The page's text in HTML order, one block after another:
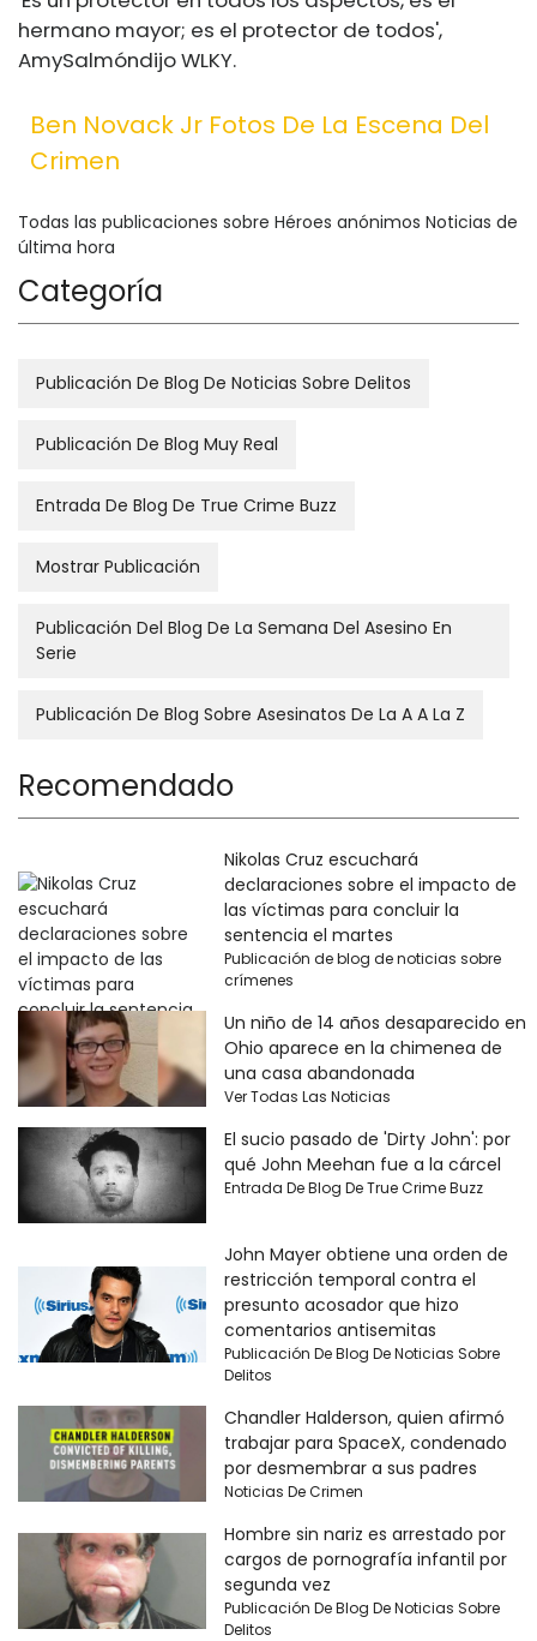
hermano mayor; es el protector de todos',
AmySalmóndijo WLKY.
Ben Novack Jr Fotos De La Escena Del
Crimen
Todas las publicaciones sobre Héroes anónimos Noticias de
última hora
Categoría
Publicación De Blog De Noticias Sobre Delitos
Publicación De Blog Muy Real
Entrada De Blog De True Crime Buzz
Mostrar Publicación
Publicación Del Blog De La Semana Del Asesino En
Serie
Publicación De Blog Sobre Asesinatos De La A A La Z
Recomendado
Nikolas Cruz escuchará
declaraciones sobre el impacto de
las víctimas para concluir la
sentencia el martes
Publicación de blog de noticias sobre
crímenes
Un niño de 14 años desaparecido en
Ohio aparece en la chimenea de
una casa abandonada
Ver Todas Las Noticias
El sucio pasado de 'Dirty John': por
qué John Meehan fue a la cárcel
Entrada De Blog De True Crime Buzz
John Mayer obtiene una orden de
restricción temporal contra el
presunto acosador que hizo
comentarios antisemitas
Publicación De Blog De Noticias Sobre
Delitos
Chandler Halderson, quien afirmó
trabajar para SpaceX, condenado
por desmembrar a sus padres
Noticias De Crimen
Hombre sin nariz es arrestado por
cargos de pornografía infantil por
segunda vez
Publicación De Blog De Noticias Sobre
Delitos